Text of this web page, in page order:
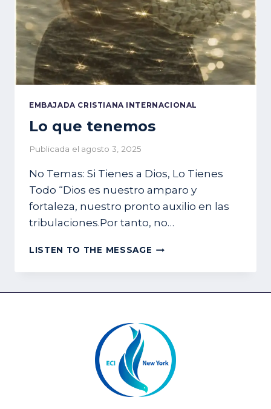
EMBAJADA CRISTIANA INTERNACIONAL
Lo que tenemos
Publicada el agosto 3, 2025
No Temas: Si Tienes a Dios, Lo Tienes
Todo “Dios es nuestro amparo y
fortaleza, nuestro pronto auxilio en las
tribulaciones.Por tanto, no…
LISTEN TO THE MESSAGE LO
TENEMOS